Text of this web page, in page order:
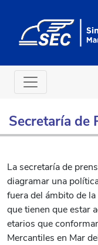
Secretaría de
La secretaría de
diagramar una
fuera del ámbito de
que tienen que estar
etarios que
Mercantiles en Mar